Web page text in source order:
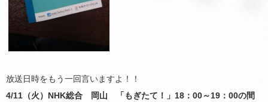
放送日時をもう一回言いますよ！！
4/11（火）NHK総合 岡山 「もぎたて！」18：00～19：00の間